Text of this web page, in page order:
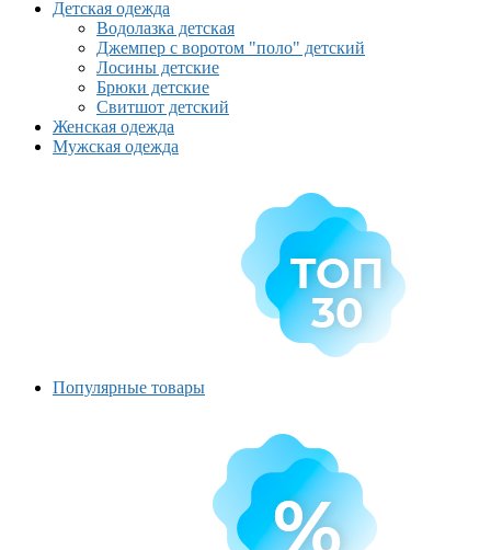
Детская одежда
Водолазка детская
Джемпер с воротом "поло" детский
Лосины детские
Брюки детские
Свитшот детский
Женская одежда
Мужская одежда
Популярные товары